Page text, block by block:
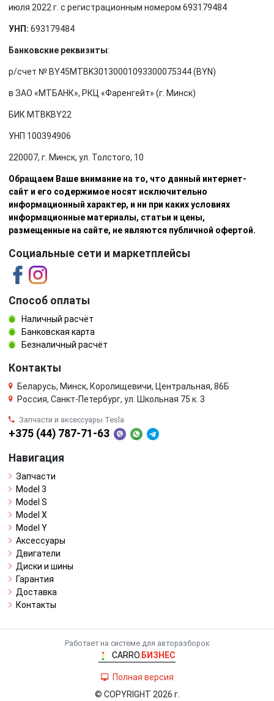
июля 2022 г. с регистрационным номером 693179484
УНП: 693179484
Банковские реквизиты:
р/счет № BY45MTBK30130001093300075344 (BYN)
в ЗАО «МТБАНК», РКЦ «Фаренгейт» (г. Минск)
БИК MTBKBY22
УНП 100394906
220007, г. Минск, ул. Толстого, 10
Обращаем Ваше внимание на то, что данный интернет-
сайт и его содержимое носят исключительно
информационный характер, и ни при каких условиях
информационные материалы, статьи и цены,
размещенные на сайте, не являются публичной офертой.
Социальные сети и маркетплейсы
Способ оплаты
Наличный расчёт
Банковская карта
Безналичный расчёт
Контакты
Беларусь, Минск, Королищевичи, Центральная, 86Б
Россия, Санкт-Петербург, ул. Школьная 75 к. 3
Запчасти и аксессуары Tesla
+375 (44) 787-71-63
Навигация
Запчасти
Model 3
Model S
Model X
Model Y
Аксессуары
Двигатели
Диски и шины
Гарантия
Доставка
Контакты
Работает на системе для авторазборок
CARRO. БИЗНЕС
Полная версия
© COPYRIGHT 2026 г.